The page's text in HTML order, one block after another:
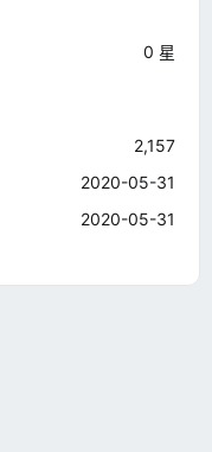
0 星
2,157
2020-05-31
2020-05-31